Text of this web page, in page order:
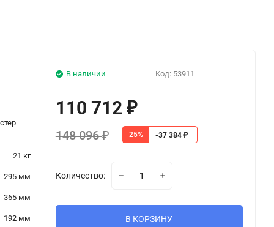
21 кг
295 мм
365 мм
192 мм
В наличии Код: 53911
110 712 ₽
148 096₽ 25% -37 384 ₽
Количество:
В КОРЗИНУ